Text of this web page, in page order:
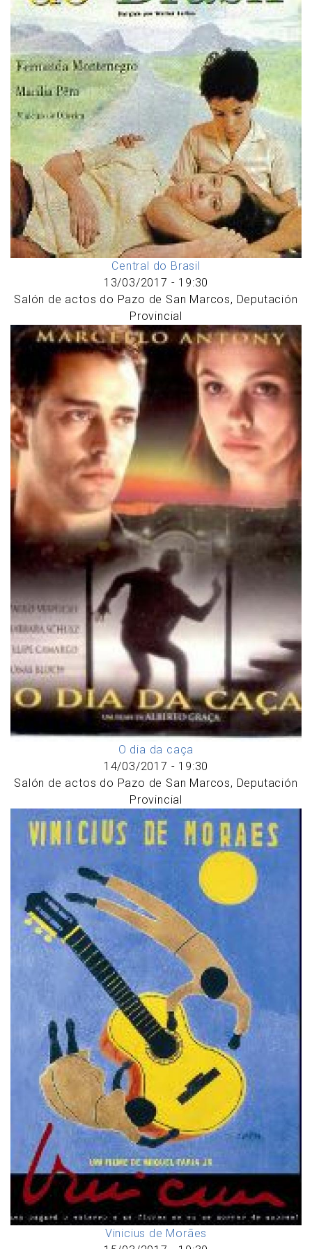
Central do Brasil
13/03/2017 - 19:30
Salón de actos do Pazo de San Marcos, Deputación
Provincial
O dia da caça
14/03/2017 - 19:30
Salón de actos do Pazo de San Marcos, Deputación
Provincial
Vinicius de Morães